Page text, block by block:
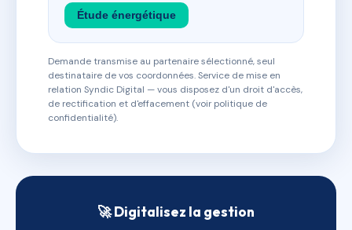
Étude énergétique
Demande transmise au partenaire sélectionné, seul
destinataire de vos coordonnées. Service de mise en
relation Syndic Digital — vous disposez d'un droit d'accès,
de rectification et d'effacement (voir politique de
confidentialité).
🚀 Digitalisez la gestion